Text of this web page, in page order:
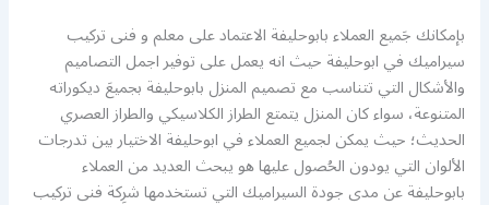
بإمكانك جَميع العملاء بابوحليفة الاعتماد على معلم و فنى تركيب
سيراميك في ابوحليفة حيث انه يعمل على توفير اجمل التصاميم
والأشكال التي تتناسب مع تصميم المنزل بابوحليفة بجميعَ ديكوراته
المتنوعة، سواء كان المنزل يتمتع الطراز الكلاسيكي والطراز العصري
الحديث؛ حيث يمكن لجميع العملاء في ابوحليفة الاختيار بين تدرجات
الألوان التي يودون الحُصول عليها هو يبحث العديد من العملاء
بابوحليفة عن مدى جودة السيراميك التي تستخدمها شرِكة فنى تركيب